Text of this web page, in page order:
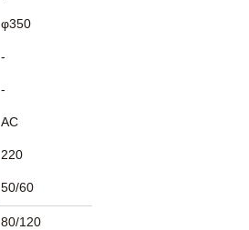
φ350
-
-
AC
220
50/60
80/120